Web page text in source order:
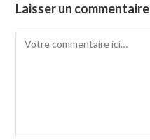
Laisser un commentaire